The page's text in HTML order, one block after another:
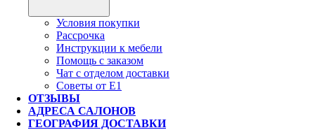
Условия покупки
Рассрочка
Инструкции к мебели
Помощь с заказом
Чат с отделом доставки
Советы от Е1
ОТЗЫВЫ
АДРЕСА САЛОНОВ
ГЕОГРАФИЯ ДОСТАВКИ